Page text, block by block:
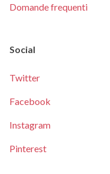
Domande frequenti
Social
Twitter
Facebook
Instagram
Pinterest